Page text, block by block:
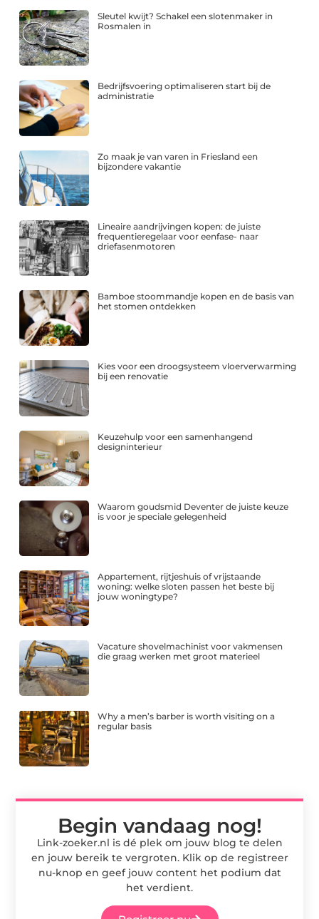
Sleutel kwijt? Schakel een slotenmaker in
Rosmalen in
Bedrijfsvoering optimaliseren start bij de
administratie
Zo maak je van varen in Friesland een
bijzondere vakantie
Lineaire aandrijvingen kopen: de juiste
frequentieregelaar voor eenfase- naar
driefasenmotoren
Bamboe stoommandje kopen en de basis van
het stomen ontdekken
Kies voor een droogsysteem vloerverwarming
bij een renovatie
Keuzehulp voor een samenhangend
designinterieur
Waarom goudsmid Deventer de juiste keuze
is voor je speciale gelegenheid
Appartement, rijtjeshuis of vrijstaande
woning: welke sloten passen het beste bij
jouw woningtype?
Vacature shovelmachinist voor vakmensen
die graag werken met groot materieel
Why a men’s barber is worth visiting on a
regular basis
Begin vandaag nog!
Link-zoeker.nl is dé plek om jouw blog te delen
en jouw bereik te vergroten. Klik op de registreer
nu-knop en geef jouw content het podium dat
het verdient.